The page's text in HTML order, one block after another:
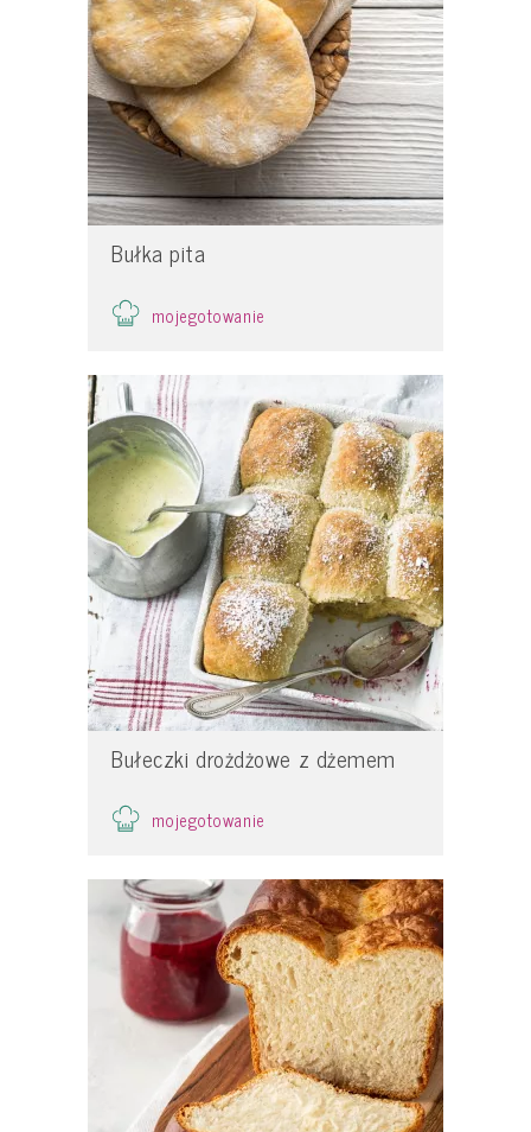
Bułka pita
mojegotowanie
Bułeczki drożdżowe z dżemem
mojegotowanie